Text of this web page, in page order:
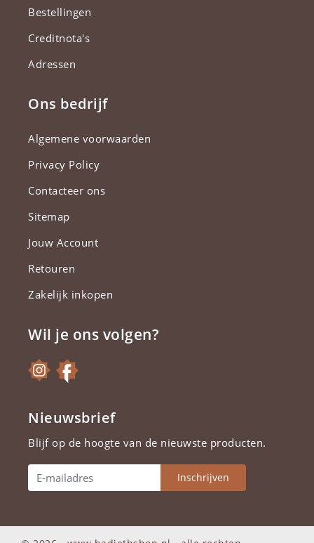
Bestellingen
Creditnota's
Adressen
Ons bedrijf
Algemene voorwaarden
Privacy Policy
Contacteer ons
Sitemap
Jouw Account
Retouren
Zakelijk inkopen
Wil je ons volgen?
Nieuwsbrief
Blijf op de hoogte van de nieuwste producten.
Inschrijven